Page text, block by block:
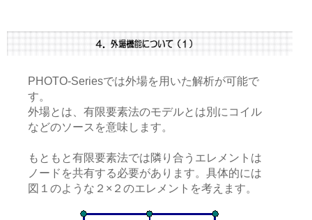
PHOTO-Seriesでは外場を用いた解析が可能で
す。
外場とは、有限要素法のモデルとは別にコイル
などのソースを意味します。
もともと有限要素法では隣り合うエレメントは
ノードを共有する必要があります。具体的には
図１のような２×２のエレメントを考えます。